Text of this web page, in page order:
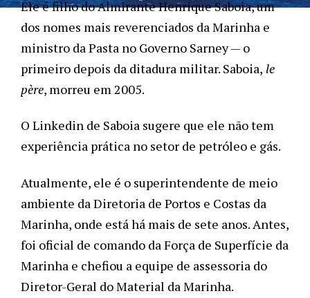
Ele é filho do Almirante Henrique Saboia, um
dos nomes mais reverenciados da Marinha e
ministro da Pasta no Governo Sarney — o
primeiro depois da ditadura militar. Saboia, le
père, morreu em 2005.
O Linkedin de Saboia sugere que ele não tem
experiência prática no setor de petróleo e gás.
Atualmente, ele é o superintendente de meio
ambiente da Diretoria de Portos e Costas da
Marinha, onde está há mais de sete anos. Antes,
foi oficial de comando da Força de Superfície da
Marinha e chefiou a equipe de assessoria do
Diretor-Geral do Material da Marinha.